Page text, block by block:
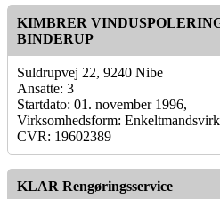
KIMBRER
BINDERUP
Suldrupvej 22, 9240 Nibe
Ansatte: 3
Startdato: 01. november 1996,
Virksomhedsform:
CVR: 19602389
KLAR Rengøringsservice